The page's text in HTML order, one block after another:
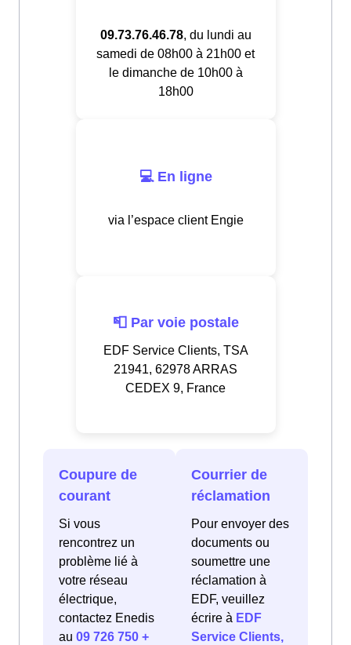
09.73.76.46.78, du lundi au
samedi de 08h00 à 21h00 et
le dimanche de 10h00 à
18h00
💻 En ligne
via l’espace client Engie
📮 Par voie postale
EDF Service Clients, TSA
21941, 62978 ARRAS
CEDEX 9, France
Coupure de
courant
Si vous
rencontrez un
problème lié à
votre réseau
électrique,
contactez Enedis
au 09 726 750 +
Courrier de
réclamation
Pour envoyer des
documents ou
soumettre une
réclamation à
EDF, veuillez
écrire à EDF
Service Clients,